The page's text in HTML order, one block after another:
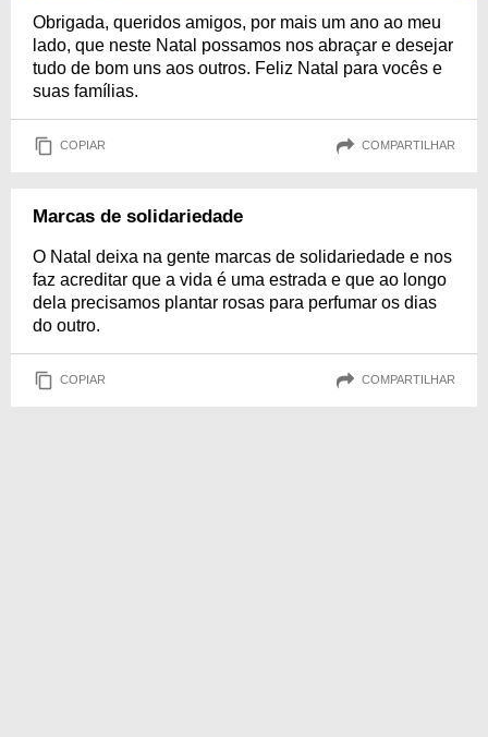
Obrigada, queridos amigos, por mais um ano ao meu
lado, que neste Natal possamos nos abraçar e desejar
tudo de bom uns aos outros. Feliz Natal para vocês e
suas famílias.
COPIAR COMPARTILHAR
Marcas de solidariedade
O Natal deixa na gente marcas de solidariedade e nos
faz acreditar que a vida é uma estrada e que ao longo
dela precisamos plantar rosas para perfumar os dias
do outro.
COPIAR COMPARTILHAR